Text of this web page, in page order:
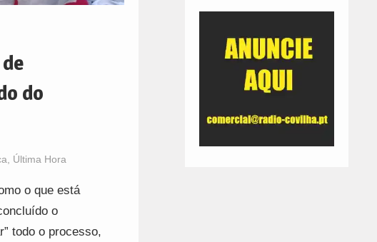
do
Última Hora
o que está
o
todo o processo,